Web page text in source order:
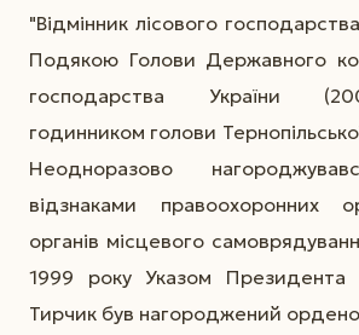
"Відмінник лісового
Подякою Голови Державного
господарства України
годинником голови
Неодноразово
відзнаками правоохоронних
органів місцевого
1999 року Указом Президента
Тирчик був нагороджений